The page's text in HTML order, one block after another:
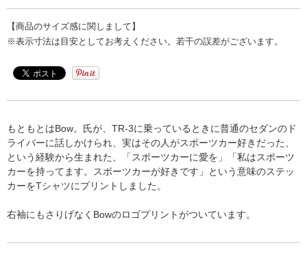
【商品のサイズ感に関しまして】
※表示寸法は目安としてお考えください。若干の誤差がございます。
もともとはBow。氏が、TR-3に乗っているときに普通のセダンのド
ライバーに話しかけられ、実はその人がスポーツカー好きだった、
という経験から生まれた、「スポーツカーに愛を」「私はスポーツ
カーを持ってます。スポーツカーが好きです」という意味のステッ
カーをTシャツにプリントしました。
右袖にもさりげなくBowのロゴプリントがついています。